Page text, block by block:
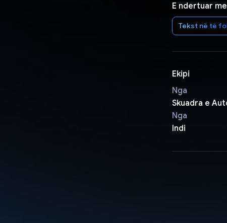
E ndertuar me
Tekst në të
Ekipi
Nga
Skuadra e
Nga
Indi